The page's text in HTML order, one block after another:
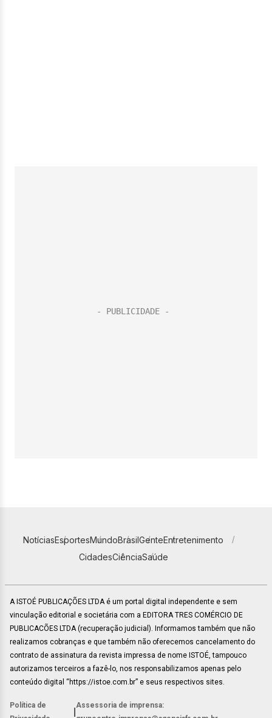
NotíciasEsportesMundoBrasilGenteEntretenimento
CidadesCiênciaSaúde
A ISTOÉ PUBLICAÇÕES LTDA é um portal digital independente e sem
vinculação editorial e societária com a EDITORA TRES COMÉRCIO DE
PUBLICACÕES LTDA (recuperação judicial). Informamos também que não
realizamos cobranças e que também não oferecemos cancelamento do
contrato de assinatura da revista impressa de nome ISTOÉ, tampouco
autorizamos terceiros a fazê-lo, nos responsabilizamos apenas pelo
conteúdo digital “https://istoe.com.br” e seus respectivos sites.
Política de
Assessoria de imprensa: